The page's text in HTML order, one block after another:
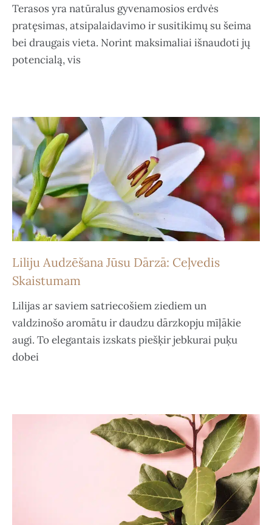
Terasos yra natūralus gyvenamosios erdvės
pratęsimas, atsipalaidavimo ir susitikimų su šeima
bei draugais vieta. Norint maksimaliai išnaudoti jų
potencialą, vis
Liliju Audzēšana Jūsu Dārzā: Ceļvedis
Skaistumam
Lilijas ar saviem satriecošiem ziediem un
valdzinošo aromātu ir daudzu dārzkopju mīļākie
augi. To elegantais izskats piešķir jebkurai puķu
dobei